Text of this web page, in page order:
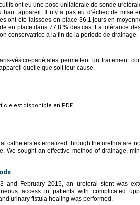
ont eu une pose unilatérale de sonde
haut appareil. Il n’y a pas eu d’échec de mise
ont été laissées en place 36,1 jours en
en place dans 77,8 % des cas. La tolérance
conservatrice à la fin de la période de drainage.
vésico-pariétales permettent un traitement
quelle que soit leur cause.
est disponible en PDF.
catheters externalized through the urethra are
We sought an effective method of drainage,
and February 2015, an ureteral stent was
access in patients with complicated
urinary fistula healing was performed.